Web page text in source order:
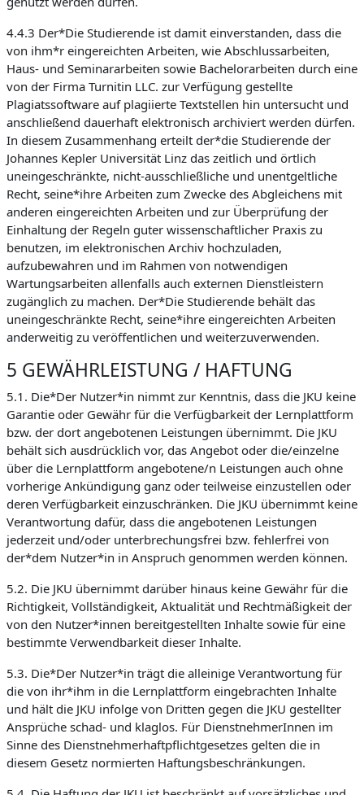
4.4.3 Der*Die Studierende ist damit einverstanden, dass die
von ihm*r eingereichten Arbeiten, wie Abschlussarbeiten,
Haus- und Seminararbeiten sowie Bachelorarbeiten durch eine
von der Firma Turnitin LLC. zur Verfügung gestellte
Plagiatssoftware auf plagiierte Textstellen hin untersucht und
anschließend dauerhaft elektronisch archiviert werden dürfen.
In diesem Zusammenhang erteilt der*die Studierende der
Johannes Kepler Universität Linz das zeitlich und örtlich
uneingeschränkte, nicht-ausschließliche und unentgeltliche
Recht, seine*ihre Arbeiten zum Zwecke des Abgleichens mit
anderen eingereichten Arbeiten und zur Überprüfung der
Einhaltung der Regeln guter wissenschaftlicher Praxis zu
benutzen, im elektronischen Archiv hochzuladen,
aufzubewahren und im Rahmen von notwendigen
Wartungsarbeiten allenfalls auch externen Dienstleistern
zugänglich zu machen. Der*Die Studierende behält das
uneingeschränkte Recht, seine*ihre eingereichten Arbeiten
anderweitig zu veröffentlichen und weiterzuverwenden.
5 GEWÄHRLEISTUNG / HAFTUNG
5.1. Die*Der Nutzer*in nimmt zur Kenntnis, dass die JKU keine
Garantie oder Gewähr für die Verfügbarkeit der Lernplattform
bzw. der dort angebotenen Leistungen übernimmt. Die JKU
behält sich ausdrücklich vor, das Angebot oder die/einzelne
über die Lernplattform angebotene/n Leistungen auch ohne
vorherige Ankündigung ganz oder teilweise einzustellen oder
deren Verfügbarkeit einzuschränken. Die JKU übernimmt keine
Verantwortung dafür, dass die angebotenen Leistungen
jederzeit und/oder unterbrechungsfrei bzw. fehlerfrei von
der*dem Nutzer*in in Anspruch genommen werden können.
5.2. Die JKU übernimmt darüber hinaus keine Gewähr für die
Richtigkeit, Vollständigkeit, Aktualität und Rechtmäßigkeit der
von den Nutzer*innen bereitgestellten Inhalte sowie für eine
bestimmte Verwendbarkeit dieser Inhalte.
5.3. Die*Der Nutzer*in trägt die alleinige Verantwortung für
die von ihr*ihm in die Lernplattform eingebrachten Inhalte
und hält die JKU infolge von Dritten gegen die JKU gestellter
Ansprüche schad- und klaglos. Für DienstnehmerInnen im
Sinne des Dienstnehmerhaftpflichtgesetzes gelten die in
diesem Gesetz normierten Haftungsbeschränkungen.